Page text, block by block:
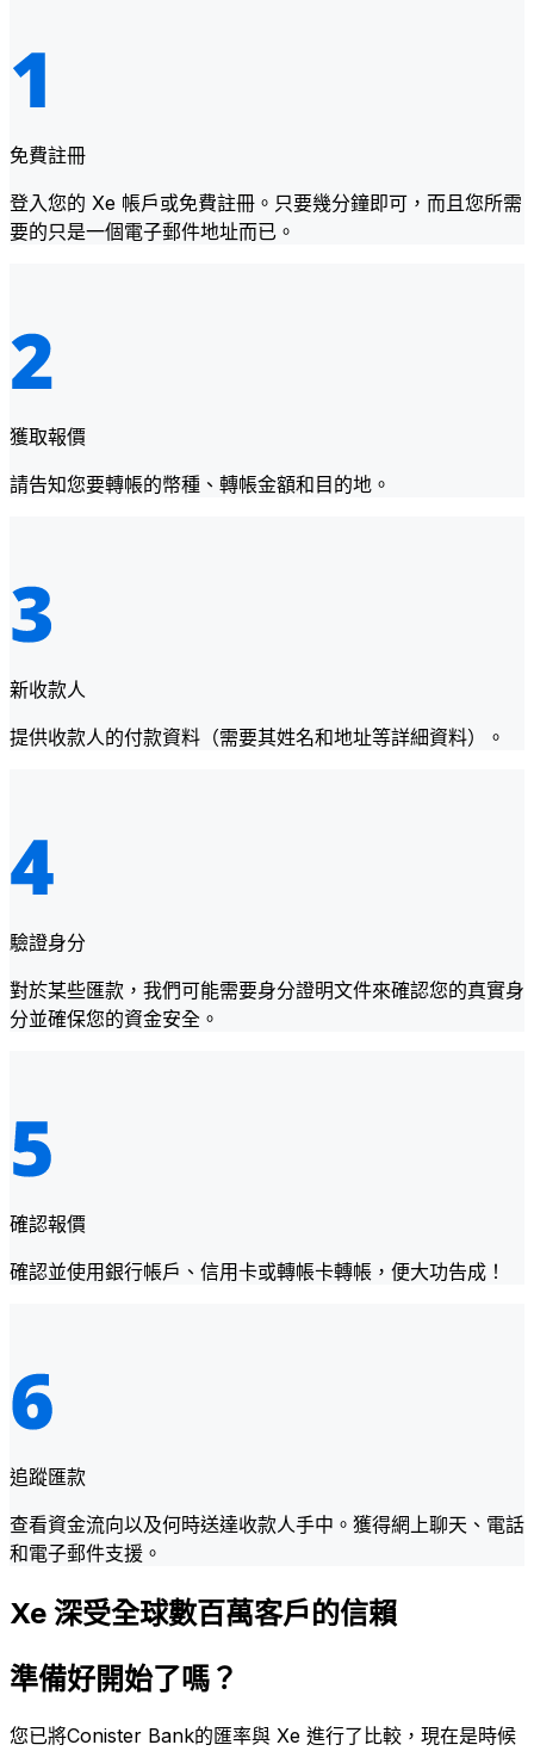
免費註冊
登入您的 Xe 帳戶或免費註冊。只要幾分鐘即可，而且您所需
要的只是一個電子郵件地址而已。
獲取報價
請告知您要轉帳的幣種、轉帳金額和目的地。
新收款人
提供收款人的付款資料（需要其姓名和地址等詳細資料）。
驗證身分
對於某些匯款，我們可能需要身分證明文件來確認您的真實身
分並確保您的資金安全。
確認報價
確認並使用銀行帳戶、信用卡或轉帳卡轉帳，便大功告成！
追蹤匯款
查看資金流向以及何時送達收款人手中。獲得網上聊天、電話
和電子郵件支援。
Xe 深受全球數百萬客戶的信賴
準備好開始了嗎？
您已將Conister Bank的匯率與 Xe 進行了比較，現在是時候